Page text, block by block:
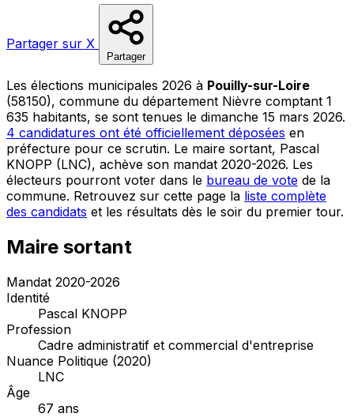
Partager sur X
Partager
Les élections municipales 2026 à Pouilly-sur-Loire
(58150), commune du département Nièvre comptant 1
635 habitants, se sont tenues le dimanche 15 mars 2026.
4 candidatures ont été officiellement déposées en
préfecture pour ce scrutin. Le maire sortant, Pascal
KNOPP (LNC), achève son mandat 2020-2026. Les
électeurs pourront voter dans le bureau de vote de la
commune. Retrouvez sur cette page la liste complète
des candidats et les résultats dès le soir du premier tour.
Maire sortant
Mandat 2020-2026
Identité
Pascal KNOPP
Profession
Cadre administratif et commercial d'entreprise
Nuance Politique (2020)
LNC
Âge
67 ans